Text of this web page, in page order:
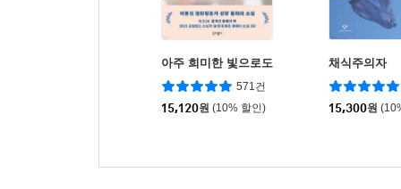
아주 희미한 빛으로도
571건
15,120원 (10% 할인)
채식주의자
15,300원